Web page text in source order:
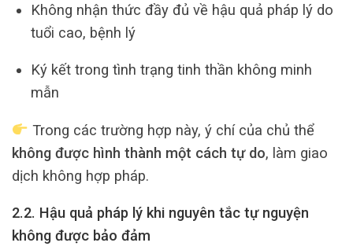
Không nhận thức đầy đủ về hậu quả pháp lý do
tuổi cao, bệnh lý
Ký kết trong tình trạng tinh thần không minh
mẫn
Trong các trường hợp này, ý chí của chủ thể
không được hình thành một cách tự do, làm giao
dịch không hợp pháp.
2.2. Hậu quả pháp lý khi nguyên tắc tự nguyện
không được bảo đảm